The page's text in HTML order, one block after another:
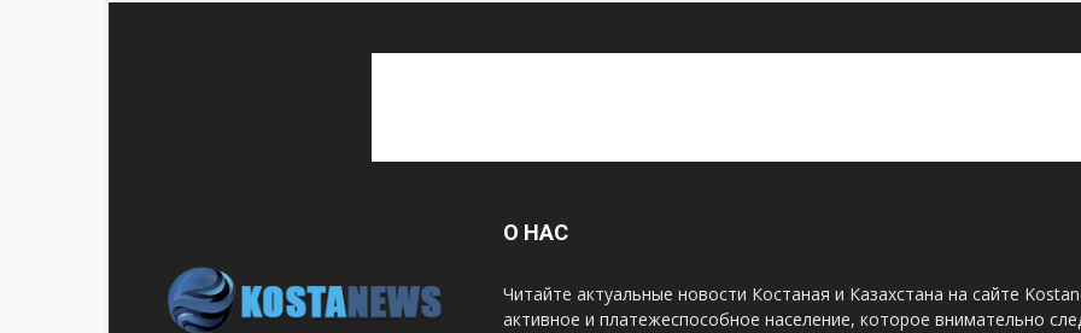
О НАС
Читайте актуальные новости Костаная и Казахстана на сайте
активное и платежеспособное население, которое внимательно